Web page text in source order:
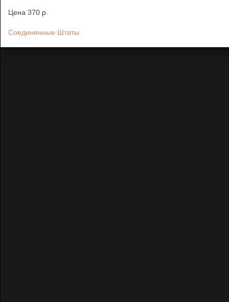
Цена 370 p.
Соединенные Штаты